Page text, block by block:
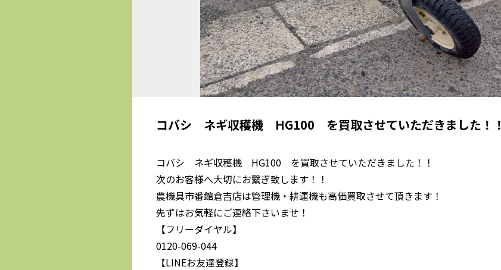
コバシ ネギ収穫機 HG100 を買取させていただきました！！
コバシ ネギ収穫機 HG100 を買取させていただきました！！
次のお客様へ大切にお繋ぎ致します！！
農機具市番館倉吉店は管理機・耕運機も高価買取させて頂きます！
先ずはお気軽にご連絡下さいませ！
【フリーダイヤル】
0120-069-044
【LINEお友達登録】